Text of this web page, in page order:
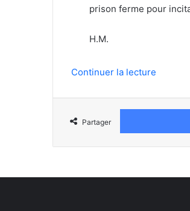
prison ferme pour
H.M.
Continuer la lecture
Partager